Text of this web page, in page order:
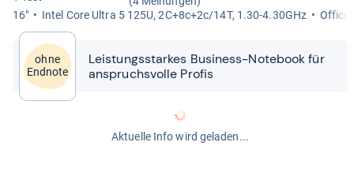
16"
Intel Core Ultra 5 125U, 2C+8c+2c/14T, 1.30-​4.30GHz
ohne
Endnote
Leis­tungs­star­kes Busi­ness-​​Note­book für
anspruchs­volle Pro­fis
Aktuelle Info wird geladen...